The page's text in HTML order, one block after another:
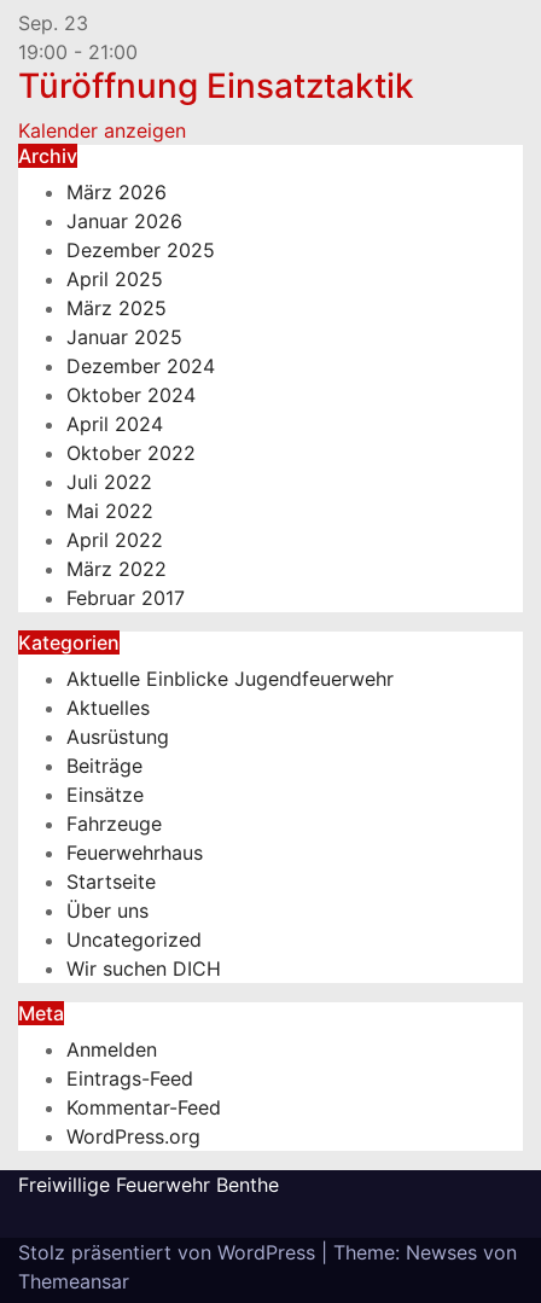
Sep. 23
19:00 - 21:00
Türöffnung Einsatztaktik
Kalender anzeigen
Archiv
März 2026
Januar 2026
Dezember 2025
April 2025
März 2025
Januar 2025
Dezember 2024
Oktober 2024
April 2024
Oktober 2022
Juli 2022
Mai 2022
April 2022
März 2022
Februar 2017
Kategorien
Aktuelle Einblicke Jugendfeuerwehr
Aktuelles
Ausrüstung
Beiträge
Einsätze
Fahrzeuge
Feuerwehrhaus
Startseite
Über uns
Uncategorized
Wir suchen DICH
Meta
Anmelden
Eintrags-Feed
Kommentar-Feed
WordPress.org
Freiwillige Feuerwehr Benthe
Stolz präsentiert von WordPress
Theme: Newses von
Themeansar